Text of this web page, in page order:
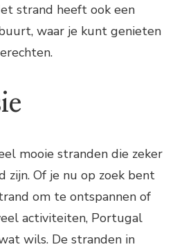
strand heeft ook een
waar je kunt genieten
mooie stranden die zeker
zijn. Of je nu op zoek bent
om te ontspannen of
activiteiten, Portugal
wils. De stranden in